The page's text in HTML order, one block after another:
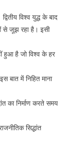
विश्व युद्ध के बाद
से जूझ रहा है। इसी
हुआ है जो विश्व के हर
बात में निहित माना
का निर्माण करते समय
सिद्धांत